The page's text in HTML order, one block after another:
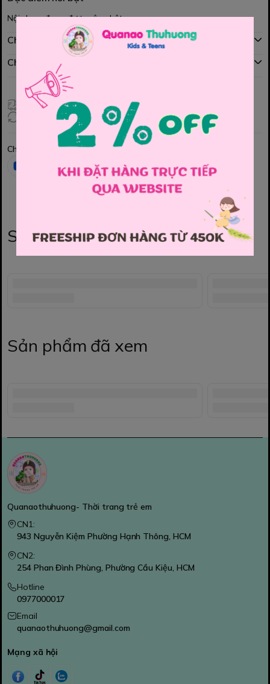
Nội dung đang được cập nhật
Chính sách mua hàng
Chính sách đổi hàng
Giao hàng toàn quốc
Đổi hàng 3 ngày (HCM), 7 ngày (Tỉnh)
Chia sẻ
Sản phẩm liên quan
Sản phẩm đã xem
Quanaothuhuong- Thời trang trẻ em
CN1:
943 Nguyễn Kiệm Phường Hạnh Thông, HCM
CN2:
254 Phan Đình Phùng, Phường Cầu Kiệu, HCM
Hotline
0977000017
Email
quanaothuhuong@gmail.com
Mạng xã hội